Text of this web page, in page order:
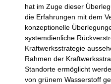
hat im Zuge dieser
die Erfahrungen mit dem
konzeptionelle
systemdienliche
Kraftwerksstrategie
Rahmen der
Standorte ermöglicht
von grünem Wasserstoff